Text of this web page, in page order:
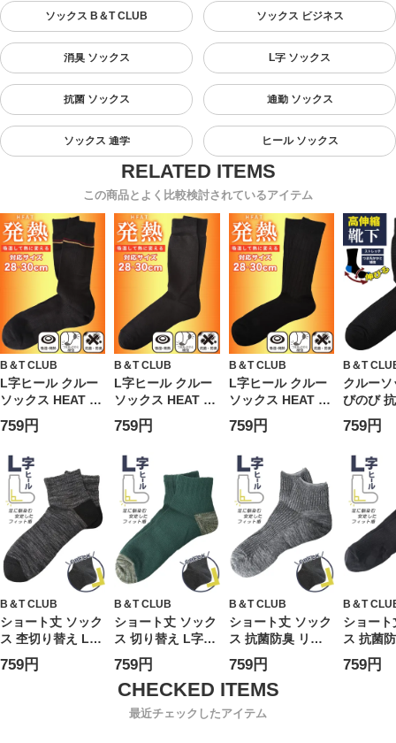
ソックス B＆T CLUB ソックス ビジネス
消臭 ソックス L字 ソックス
抗菌 ソックス 通勤 ソックス
ソックス 通学 ヒール ソックス
この商品とよく比較検討されているアイテム
B＆T CLUB
L字ヒール クルー
ソックス HEAT 吸
湿発熱 抗菌防臭
ライン 肌着 靴下
学 シンプル 秋冬
大きいサイズ メン
ズ ビジネス
759円
B＆T CLUB
L字ヒール クルー
ソックス HEAT 吸
湿発熱 抗菌防臭
無地 肌着 靴下 ソ
シンプル 秋冬 大
きいサイズ メンズ
ビジネス
759円
B＆T CLUB
L字ヒール クルー
ソックス HEAT 吸
湿発熱 抗菌防臭
太リブ 肌着 靴下
学 シンプル 秋冬
大きいサイズ メン
ズ ビジネス
759円
B＆T
クルー
びのび
字ヒー
ー 肌着
ンプル
ズ メン
ス
759円
B＆T CLUB
ショート丈 ソック
ス 杢切り替え L字
ヒール 肌着 靴下
ソックス 通勤 通
759円
B＆T CLUB
ショート丈 ソック
ス 切り替え L字ヒ
ール 肌着 靴下 ソ
ックス 通勤 通学
ショート 大きいサ
イズ メンズ ビジ
ネス
759円
B＆T CLUB
ショート丈 ソック
ス 抗菌防臭 リブ L
字ヒール 肌着 靴
下 ソックス 通勤
通学 シンプル 大
きいサイズ メンズ
ビジネス
759円
B＆T
ショー
ス 抗菌
ン リブ
肌着 靴
759円
最近チェックしたアイテム